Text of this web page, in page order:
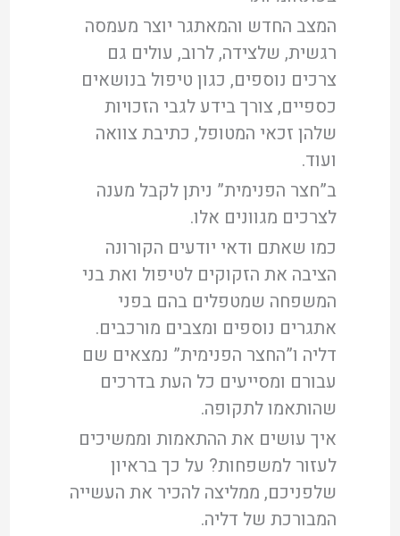
המצב החדש והמאתגר יוצר מעמסה
רגשית, שלצידה, לרוב, עולים גם
צרכים נוספים, כגון טיפול בנושאים
כספיים, צורך בידע לגבי הזכויות
שלהן זכאי המטופל, כתיבת צוואה
ועוד.
ב”חצר הפנימית” ניתן לקבל מענה
לצרכים מגוונים אלו.
כמו שאתם ודאי יודעים הקורונה
הציבה את הזקוקים לטיפול ואת בני
המשפחה שמטפלים בהם בפני
אתגרים נוספים ומצבים מורכבים.
דליה ו”החצר הפנימית” נמצאים שם
עבורם ומסייעים כל העת בדרכים
שהותאמו לתקופה.
איך עושים את ההתאמות וממשיכים
לעזור למשפחות? על כך בראיון
שלפניכם, ממליצה להכיר את העשייה
המבורכת של דליה.